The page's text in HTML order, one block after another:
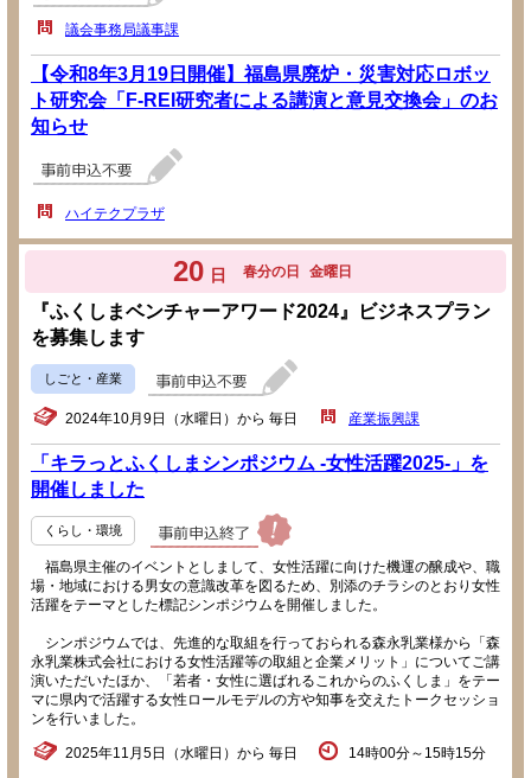
議会事務局議事課
【令和8年3月19日開催】福島県廃炉・災害対応ロボッ
ト研究会「F-REI研究者による講演と意見交換会」のお
知らせ
ハイテクプラザ
20 日 春分の日 金曜日
『ふくしまベンチャーアワード2024』ビジネスプラン
を募集します
しごと・産業
2024年10月9日（水曜日）から 毎日 産業振興課
「キラっとふくしまシンポジウム -女性活躍2025-」を
開催しました
くらし・環境
福島県主催のイベントとしまして、女性活躍に向けた機運の醸成や、職
場・地域における男女の意識改革を図るため、別添のチラシのとおり女性
活躍をテーマとした標記シンポジウムを開催しました。
シンポジウムでは、先進的な取組を行っておられる森永乳業様から「森
永乳業株式会社における女性活躍等の取組と企業メリット」についてご講
演いただいたほか、「若者・女性に選ばれるこれからのふくしま」をテー
マに県内で活躍する女性ロールモデルの方や知事を交えたトークセッショ
ンを行いました。
2025年11月5日（水曜日）から 毎日 14時00分～15時15分